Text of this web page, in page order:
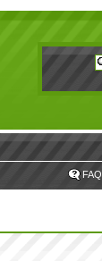
FAQ